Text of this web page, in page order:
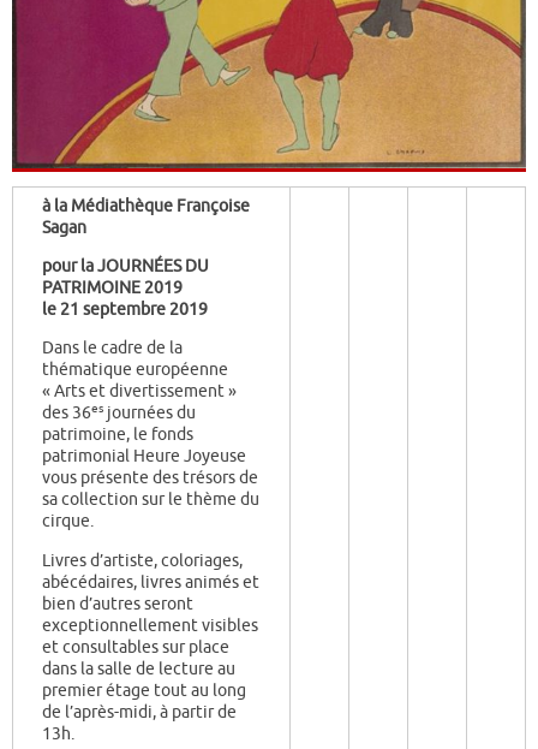
à la Médiathèque Françoise
Sagan
pour la JOURNÉES DU
PATRIMOINE 2019
le 21 septembre 2019
Dans le cadre de la
thématique européenne
«Arts et divertissement »
des 36es journées du
patrimoine, le fonds
patrimonial Heure Joyeuse
vous présente des trésors de
sa collection sur le thème du
cirque.
Livres d’artiste, coloriages,
abécédaires, livres animés et
bien d’autres seront
exceptionnellement visibles
et consultables sur place
dans la salle de lecture au
premier étage tout au long
de l’après-midi, à partir de
13h.